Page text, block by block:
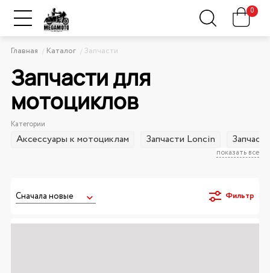
0
Главная Каталог Запчасти
Запчасти для
мотоциклов
Категории
показать все
Аксессуары к мотоциклам Запчасти Loncin
Фильтр